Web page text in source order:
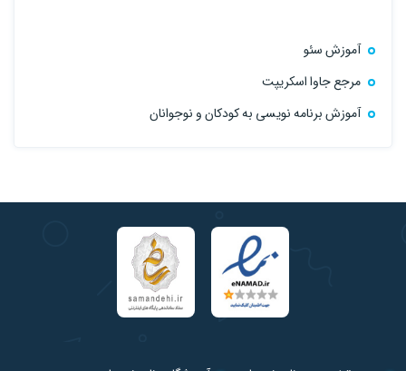
آموزش سئو
مرجع جاوا اسکریپت
آموزش برنامه نویسی به کودکان و نوجوانان